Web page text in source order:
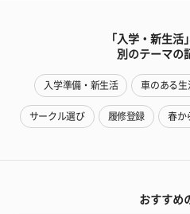
「入学・新生活
別のテーマの
入学準備・新生活 車のある生
サークル選び 履修登録 春か
おすすめ